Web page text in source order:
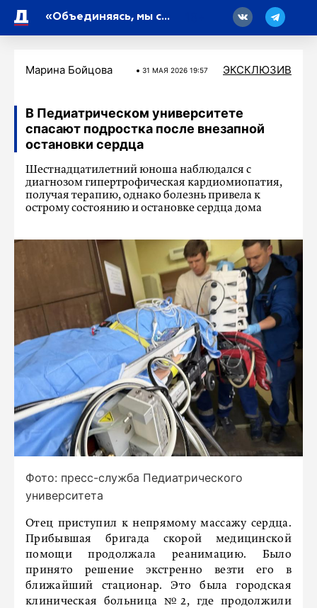
«Объединяясь, мы способны на многое»: в Петербурге стартует «Экспедиция добра»
Марина Бойцова 31 МАЯ 2026 19:57 ЭКСКЛЮЗИВ
В Педиатрическом университете
спасают подростка после внезапной
остановки сердца
Шестнадцатилетний юноша наблюдался с
диагнозом гипертрофическая кардиомиопатия,
получая терапию, однако болезнь привела к
острому состоянию и остановке сердца дома
Фото: пресс-служба Педиатрического
университета
Отец приступил к непрямому массажу сердца.
Прибывшая бригада скорой медицинской
помощи продолжала реанимацию. Было
принято решение экстренно везти его в
ближайший стационар. Это была городская
клиническая больница №2, где продолжили